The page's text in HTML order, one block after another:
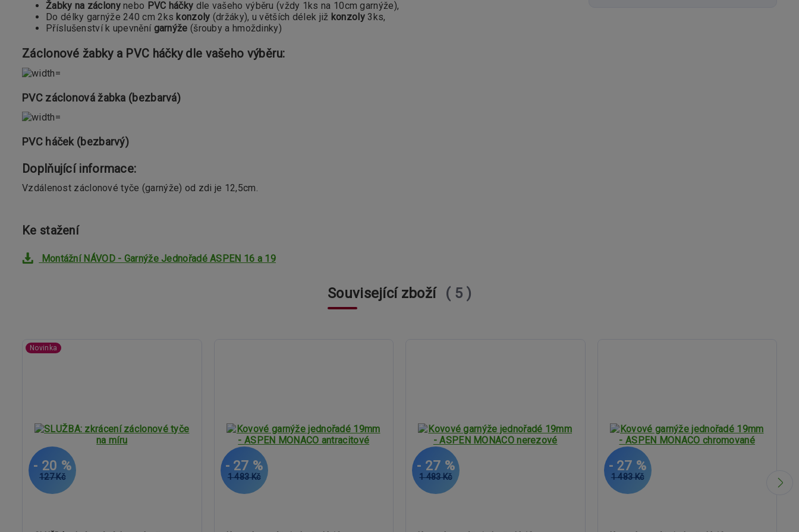
Žabky na záclonynebo PVC háčky dle vašeho výběru (vždy 1ks na 10cm garnýže),
Do délky garnýže 240 cm 2ks konzoly (držáky), u větších délek již konzoly3ks,
Příslušenství k upevnění garnýže (šrouby a hmoždinky)
Záclonové žabky a PVC háčky dle vašeho výběru:
PVC záclonová žabka (bezbarvá)
PVC háček (bezbarvý)
Doplňující informace:
Vzdálenost záclonové tyče (garnýže) od zdi je 12,5cm.
Ke stažení
Montážní NÁVOD - Garnýže Jednořadé ASPEN 16 a 19
Související zboží 5
Novinka
127 Kč
- 20 %
1 483 Kč
- 27 %
1 483 Kč
- 27 %
1 483 Kč
- 27 %